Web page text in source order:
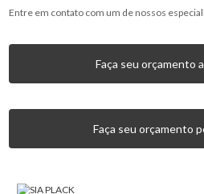
Entre em contato com um de nossos
Faça seu orçamento
Faça seu orçamento